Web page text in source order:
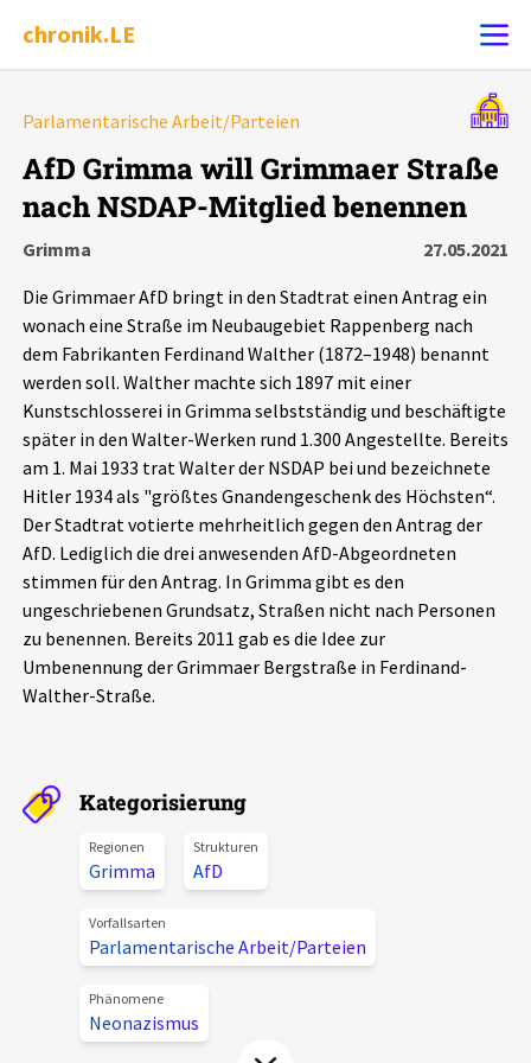
chronik.LE
Ereignis melden
Chronik
Leipziger Zustände
Schlaglichter
Phänomene
Aktuelles
Alle Beiträge
Veranstaltungen
Über uns
Projektbeschreibung
Unterstützer_innen
Spenden
chronik.LE in der Presse
Parlamentarische Arbeit/Parteien
AfD Grimma will Grimmaer Straße
nach NSDAP-Mitglied benennen
Grimma
27.05.2021
Die Grimmaer AfD bringt in den Stadtrat einen Antrag ein
wonach eine Straße im Neubaugebiet Rappenberg nach
dem Fabrikanten Ferdinand Walther (1872–1948) benannt
werden soll. Walther machte sich 1897 mit einer
Kunstschlosserei in Grimma selbstständig und beschäftigte
später in den Walter-Werken rund 1.300 Angestellte. Bereits
am 1. Mai 1933 trat Walter der NSDAP bei und bezeichnete
Hitler 1934 als "größtes Gnandengeschenk des Höchsten“.
Der Stadtrat votierte mehrheitlich gegen den Antrag der
AfD. Lediglich die drei anwesenden AfD-Abgeordneten
stimmen für den Antrag. In Grimma gibt es den
ungeschriebenen Grundsatz, Straßen nicht nach Personen
zu benennen. Bereits 2011 gab es die Idee zur
Umbenennung der Grimmaer Bergstraße in Ferdinand-
Walther-Straße.
Kategorisierung
Regionen
Grimma
Strukturen
AfD
Vorfallsarten
Parlamentarische Arbeit/Parteien
Phänomene
Neonazismus
Alle Ereignisse
7502 Ereignisse
Ereignisse Statistik